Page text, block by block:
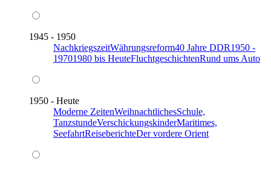
1945 - 1950
NachkriegszeitWährungsreform40 Jahre DDR1950 -
19701980 bis HeuteFluchtgeschichtenRund ums Auto
1950 - Heute
Moderne ZeitenWeihnachtlichesSchule,
TanzstundeVerschickungskinderMaritimes,
SeefahrtReiseberichteDer vordere Orient